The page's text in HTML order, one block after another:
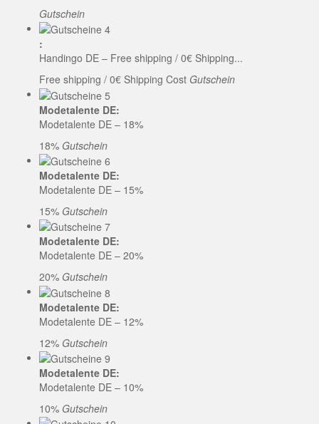
Gutschein
:
Handingo DE – Free shipping / 0€ Shipping...
Free shipping / 0€ Shipping Cost Gutschein
Modetalente DE:
Modetalente DE – 18%
18% Gutschein
Modetalente DE:
Modetalente DE – 15%
15% Gutschein
Modetalente DE:
Modetalente DE – 20%
20% Gutschein
Modetalente DE:
Modetalente DE – 12%
12% Gutschein
Modetalente DE:
Modetalente DE – 10%
10% Gutschein